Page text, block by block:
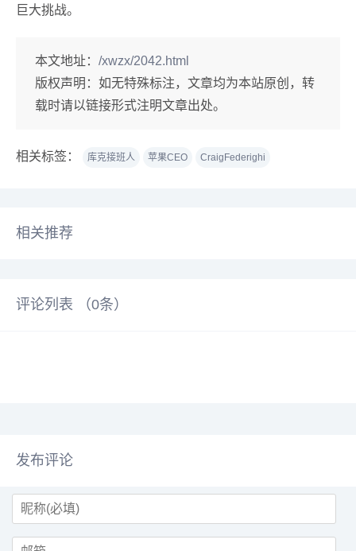
巨大挑战。
本文地址： /xwzx/2042.html
版权声明： 如无特殊标注，文章均为本站原创，转
载时请以链接形式注明文章出处。
相关标签： 库克接班人 苹果CEO CraigFederighi
相关推荐
评论列表 （0条）
发布评论